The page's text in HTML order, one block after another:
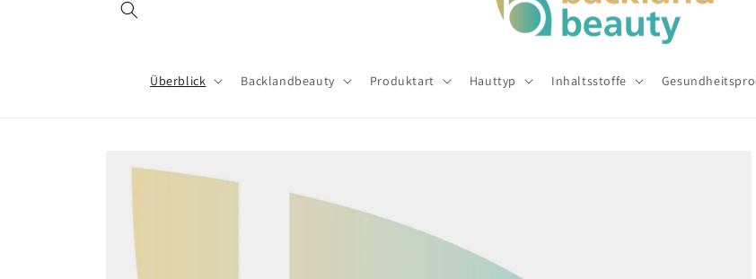
Überblick Backlandbeauty Produktart Hauttyp Inhaltsstoffe
Produktinformationen